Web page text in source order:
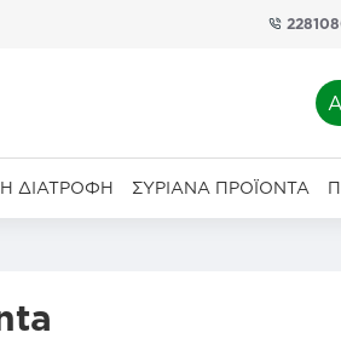
ΔΙΑΤΡΟΦΉ ΣΥΡΙΑΝΆ ΠΡΟΪΌΝΤΑ